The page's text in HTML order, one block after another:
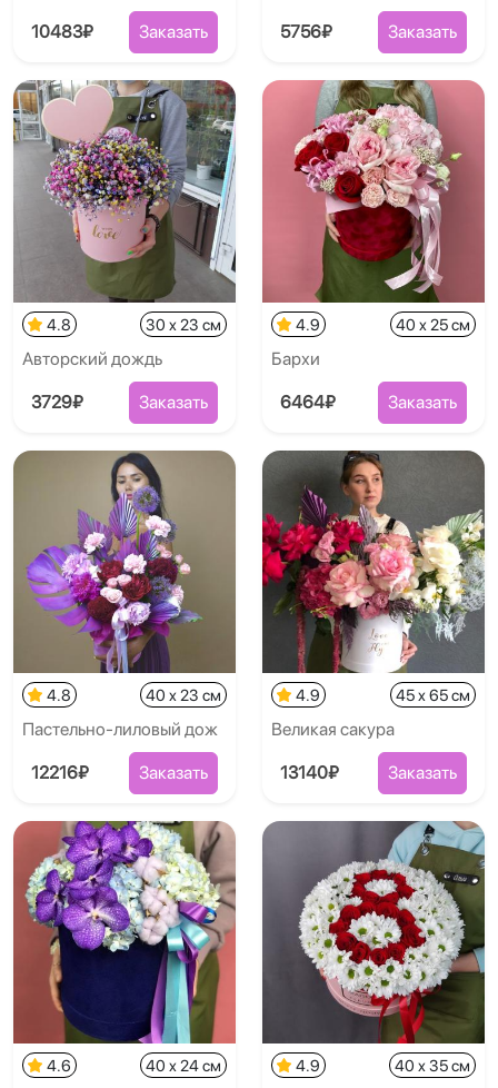
10483₽ Заказать 5756₽ Заказать
4.8 30 x 23 см
Авторский дождь
3729₽ Заказать
4.9 40 x 25 см
Бархи
6464₽ Заказать
4.8 40 x 23 см
Пастельно-лиловый дож
12216₽ Заказать
4.9 45 x 65 см
Великая сакура
13140₽ Заказать
4.6 40 x 24 см 4.9 40 x 35 см